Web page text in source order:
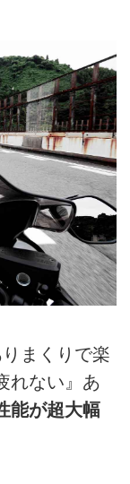
まくりで楽
れない』あ
能が超大幅